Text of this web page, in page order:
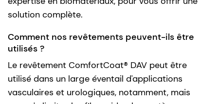
solution complète.
Comment nos revêtements peuvent-ils être
utilisés ?
Le revêtement ComfortCoat® DAV peut être
utilisé dans un large éventail d'applications
vasculaires et urologiques, notamment, mais